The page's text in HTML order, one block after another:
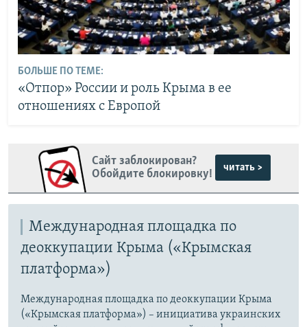
БОЛЬШЕ ПО ТЕМЕ:
«Отпор» России и роль Крыма в ее
отношениях с Европой
Сайт заблокирован?
Обойдите блокировку!
читать >
Международная площадка по
деоккупации Крыма («Крымская
платформа»)
Международная площадка по деоккупации Крыма
(«Крымская платформа») – инициатива украинских